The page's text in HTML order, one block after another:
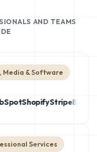
AND TEAMS
Media & Software
ShopifyStripe
Services